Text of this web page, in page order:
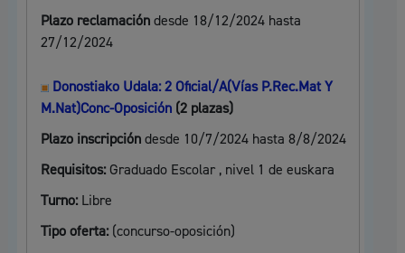
Plazo reclamacióndesde 18/12/2024 hasta
27/12/2024
Donostiako Udala: 2 Oficial/A(Vías P.Rec.Mat Y
M.Nat)Conc-Oposición(2 plazas)
Plazo inscripción desde 10/7/2024 hasta 8/8/2024
Requisitos: Graduado Escolar , nivel 1 de euskara
Turno: Libre
Tipo oferta: (concurso-oposición)